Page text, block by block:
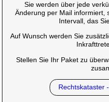
Sie werden über jede
Änderung per Mail informiert,
Intervall, das
Auf Wunsch werden Sie
Stellen Sie Ihr Paket zu
Rechtskataster